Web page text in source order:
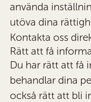
använda
utöva dina
Kontakta oss
Rätt att få
Du har rätt att få
behandlar dina
också rätt att bli